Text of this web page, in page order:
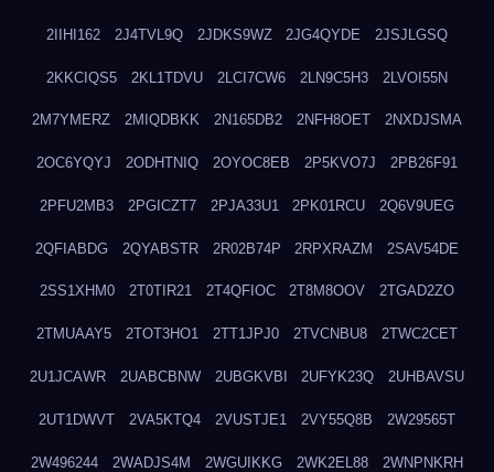
2IIHI162 2J4TVL9Q 2JDKS9WZ 2JG4QYDE 2JSJLGSQ
2KKCIQS5 2KL1TDVU 2LCI7CW6 2LN9C5H3 2LVOI55N
2M7YMERZ 2MIQDBKK 2N165DB2 2NFH8OET 2NXDJSMA
2OC6YQYJ 2ODHTNIQ 2OYOC8EB 2P5KVO7J 2PB26F91
2PFU2MB3 2PGICZT7 2PJA33U1 2PK01RCU 2Q6V9UEG
2QFIABDG 2QYABSTR 2R02B74P 2RPXRAZM 2SAV54DE
2SS1XHM0 2T0TIR21 2T4QFIOC 2T8M8OOV 2TGAD2ZO
2TMUAAY5 2TOT3HO1 2TT1JPJ0 2TVCNBU8 2TWC2CET
2U1JCAWR 2UABCBNW 2UBGKVBI 2UFYK23Q 2UHBAVSU
2UT1DWVT 2VA5KTQ4 2VUSTJE1 2VY55Q8B 2W29565T
2W496244 2WADJS4M 2WGUIKKG 2WK2EL88 2WNPNKRH